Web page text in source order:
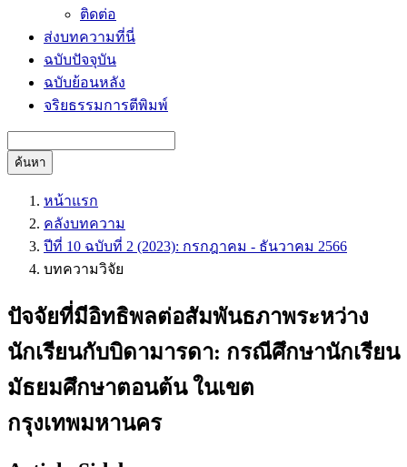
ติดต่อ
ส่งบทความที่นี่
ฉบับปัจจุบัน
ฉบับย้อนหลัง
จริยธรรมการตีพิมพ์
ค้นหา
หน้าแรก
คลังบทความ
ปีที่ 10 ฉบับที่ 2 (2023): กรกฎาคม - ธันวาคม 2566
บทความวิจัย
ปัจจัยที่มีอิทธิพลต่อสัมพันธภาพระหว่าง
นักเรียนกับบิดามารดา: กรณีศึกษานักเรียน
มัธยมศึกษาตอนต้น ในเขต
กรุงเทพมหานคร